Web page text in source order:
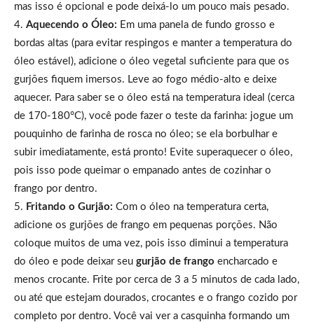
mas isso é opcional e pode deixá-lo um pouco mais pesado.
4. Aquecendo o Óleo: Em uma panela de fundo grosso e
bordas altas (para evitar respingos e manter a temperatura do
óleo estável), adicione o óleo vegetal suficiente para que os
gurjões fiquem imersos. Leve ao fogo médio-alto e deixe
aquecer. Para saber se o óleo está na temperatura ideal (cerca
de 170-180°C), você pode fazer o teste da farinha: jogue um
pouquinho de farinha de rosca no óleo; se ela borbulhar e
subir imediatamente, está pronto! Evite superaquecer o óleo,
pois isso pode queimar o empanado antes de cozinhar o
frango por dentro.
5. Fritando o Gurjão: Com o óleo na temperatura certa,
adicione os gurjões de frango em pequenas porções. Não
coloque muitos de uma vez, pois isso diminui a temperatura
do óleo e pode deixar seu gurjão de frango encharcado e
menos crocante. Frite por cerca de 3 a 5 minutos de cada lado,
ou até que estejam dourados, crocantes e o frango cozido por
completo por dentro. Você vai ver a casquinha formando um